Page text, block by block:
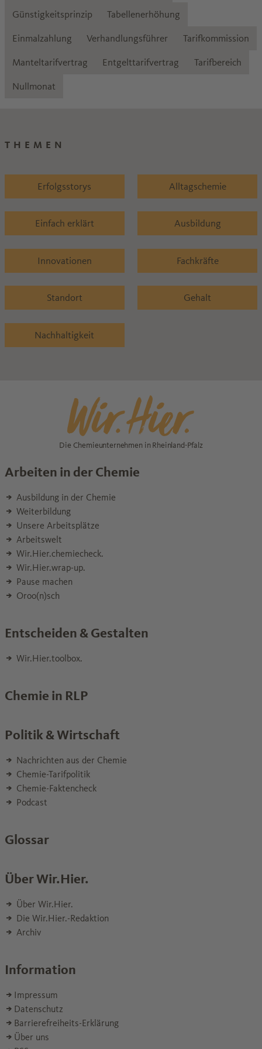
Günstigkeitsprinzip Tabellenerhöhung
Einmalzahlung Verhandlungsführer Tarifkommission
Manteltarifvertrag Entgelttarifvertrag Tarifbereich
Nullmonat
THEMEN
Erfolgsstorys Alltagschemie
Einfach erklärt Ausbildung
Innovationen Fachkräfte
Standort Gehalt
Nachhaltigkeit
Die Chemieunternehmen in Rheinland-Pfalz
Arbeiten in der Chemie
Ausbildung in der Chemie
Weiterbildung
Unsere Arbeitsplätze
Arbeitswelt
Wir.Hier.chemiecheck.
Wir.Hier.wrap-up.
Pause machen
Oroo(n)sch
Entscheiden & Gestalten
Wir.Hier.toolbox.
Chemie in RLP
Politik & Wirtschaft
Nachrichten aus der Chemie
Chemie-Tarifpolitik
Chemie-Faktencheck
Podcast
Glossar
Über Wir.Hier.
Über Wir.Hier.
Die Wir.Hier.-Redaktion
Archiv
Information
Impressum
Datenschutz
Barrierefreiheits-Erklärung
Über uns